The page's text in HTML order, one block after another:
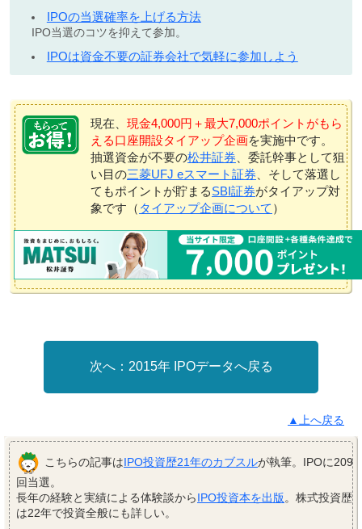
IPOの当選確率を上げる方法
IPO当選のコツを抑えて参加。
IPOは資金不要の証券会社で気軽に参加しよう
現在、 現金4,000円＋最大7,000ポイントがもら
える口座開設タイアップ企画を実施中です。
抽選資金が不要の松井証券 、委託幹事として狙
い目の三菱UFJ eスマート証券 、そして落選し
てもポイントが貯まるSBI証券がタイアップ対
象です（ タイアップ企画について ）
2015年 IPOデータへ戻る
▲上へ戻る
こちらの記事はIPO投資歴21年のカブスルが執筆。IPOに209
回当選。
長年の経験と実績による体験談からIPO投資本を出版。株式投資歴
は22年で投資全般にも詳しい。